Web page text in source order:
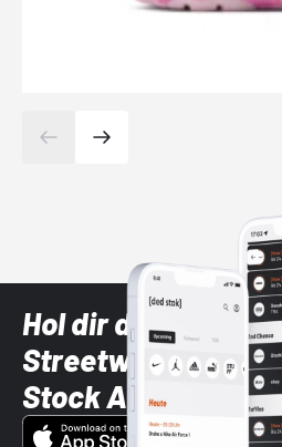
Hol dir die
Streetwear-
Stock App